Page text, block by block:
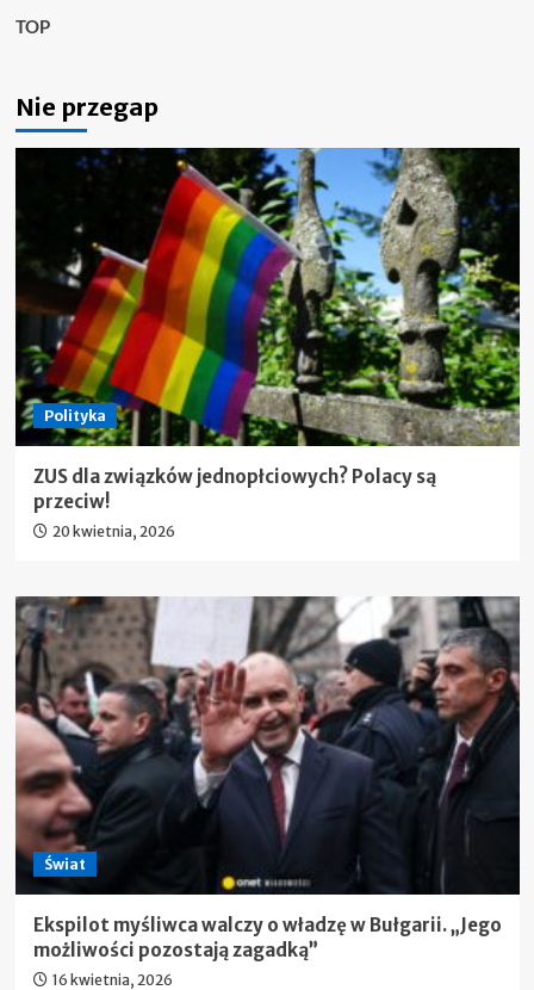
TOP
Nie przegap
Polityka
ZUS dla związków jednopłciowych? Polacy są
przeciw!
20 kwietnia, 2026
Świat
Ekspilot myśliwca walczy o władzę w Bułgarii. „Jego
możliwości pozostają zagadką”
16 kwietnia, 2026